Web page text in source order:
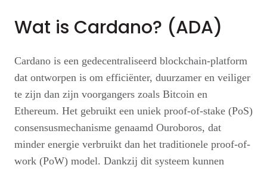
Wat is Cardano? (ADA)
Cardano is een gedecentraliseerd blockchain-platform
dat ontworpen is om efficiënter, duurzamer en veiliger
te zijn dan zijn voorgangers zoals Bitcoin en
Ethereum. Het gebruikt een uniek proof-of-stake (PoS)
consensusmechanisme genaamd Ouroboros, dat
minder energie verbruikt dan het traditionele proof-of-
work (PoW) model. Dankzij dit systeem kunnen